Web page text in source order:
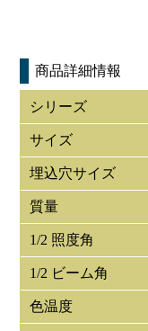
商品詳細情報
シリーズ
サイズ
埋込穴サイズ
質量
1/2 照度角
1/2 ビーム角
色温度